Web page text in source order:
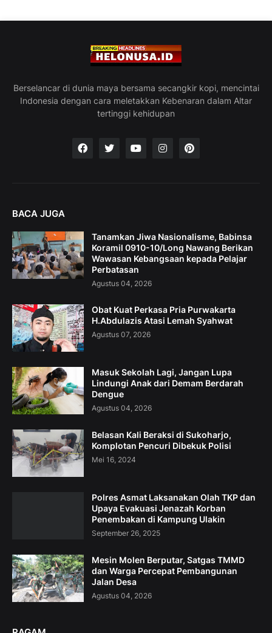
Berselancar di dunia maya bersama secangkir kopi, mencintai
Indonesia dengan cara meletakkan Kebenaran dalam Altar
tertinggi kehidupan
BACA JUGA
Tanamkan Jiwa Nasionalisme, Babinsa
Koramil 0910-10/Long Nawang Berikan
Wawasan Kebangsaan kepada Pelajar
Perbatasan
Agustus 04, 2026
Obat Kuat Perkasa Pria Purwakarta
H.Abdulazis Atasi Lemah Syahwat
Agustus 07, 2026
Masuk Sekolah Lagi, Jangan Lupa
Lindungi Anak dari Demam Berdarah
Dengue
Agustus 04, 2026
Belasan Kali Beraksi di Sukoharjo,
Komplotan Pencuri Dibekuk Polisi
Mei 16, 2024
Polres Asmat Laksanakan Olah TKP dan
Upaya Evakuasi Jenazah Korban
Penembakan di Kampung Ulakin
September 26, 2025
Mesin Molen Berputar, Satgas TMMD
dan Warga Percepat Pembangunan
Jalan Desa
Agustus 04, 2026